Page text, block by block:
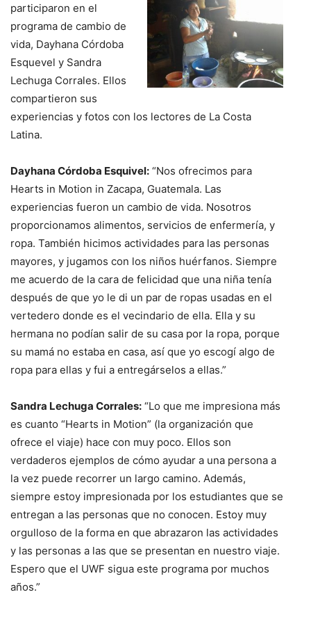
participaron en el
programa de cambio de
vida, Dayhana Córdoba
Esquevel y Sandra
Lechuga Corrales. Ellos
compartieron sus
experiencias y fotos con los lectores de La Costa
Latina.
Dayhana Córdoba Esquivel: “Nos ofrecimos para
Hearts in Motion in Zacapa, Guatemala. Las
experiencias fueron un cambio de vida. Nosotros
proporcionamos alimentos, servicios de enfermería, y
ropa. También hicimos actividades para las personas
mayores, y jugamos con los niños huérfanos. Siempre
me acuerdo de la cara de felicidad que una niña tenía
después de que yo le di un par de ropas usadas en el
vertedero donde es el vecindario de ella. Ella y su
hermana no podían salir de su casa por la ropa, porque
su mamá no estaba en casa, así que yo escogí algo de
ropa para ellas y fui a entregárselos a ellas.”
Sandra Lechuga Corrales: “Lo que me impresiona más
es cuanto “Hearts in Motion” (la organización que
ofrece el viaje) hace con muy poco. Ellos son
verdaderos ejemplos de cómo ayudar a una persona a
la vez puede recorrer un largo camino. Además,
siempre estoy impresionada por los estudiantes que se
entregan a las personas que no conocen. Estoy muy
orgulloso de la forma en que abrazaron las actividades
y las personas a las que se presentan en nuestro viaje.
Espero que el UWF sigua este programa por muchos
años.”